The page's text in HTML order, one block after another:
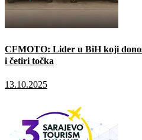
CFMOTO: Lider u BiH koji
i četiri točka
13.10.2025